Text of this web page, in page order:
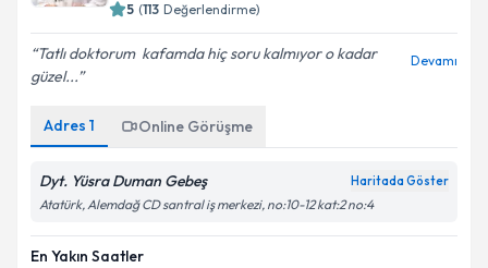
Kişisel verilerimin işlenmesine ilişkinAydınlatma
Takvim Talebini Gönder
5 (113 Değerlendirme)
Tatlı doktorum ️ kafamda hiç soru kalmıyor o kadar
güzel...
Devamı
Adres 1 Online Görüşme
Dyt. Yüsra Duman Gebeş Haritada Göster
Atatürk, Alemdağ CD santral iş merkezi, no:10-12 kat:2 no:4
En Yakın Saatler